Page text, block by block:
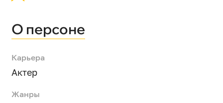
О персоне
Карьера
Актер
Жанры